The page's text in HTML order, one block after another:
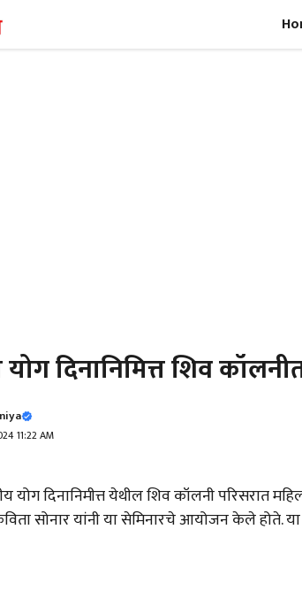
योग दिनानिमित्त शिव
11:22 AM
योग दिनानिमीत्त येथील शिव कॉलनी
सोनार यांनी या सेमिनारचे आयोजन केले होते.